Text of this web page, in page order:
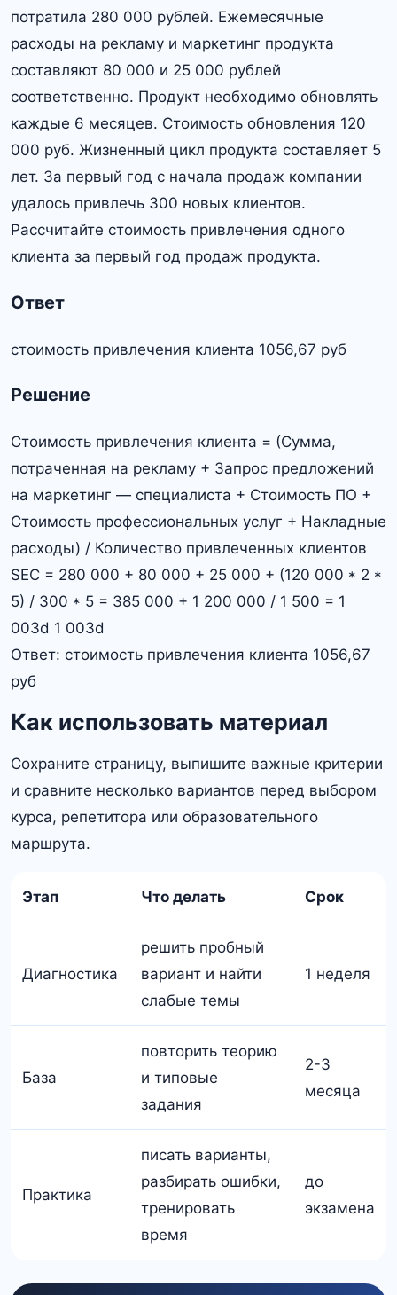
потратила 280 000 рублей. Ежемесячные
расходы на рекламу и маркетинг продукта
составляют 80 000 и 25 000 рублей
соответственно. Продукт необходимо обновлять
каждые 6 месяцев. Стоимость обновления 120
000 руб. Жизненный цикл продукта составляет 5
лет. За первый год с начала продаж компании
удалось привлечь 300 новых клиентов.
Рассчитайте стоимость привлечения одного
клиента за первый год продаж продукта.
Ответ
стоимость привлечения клиента 1056,67 руб
Решение
Стоимость привлечения клиента = (Сумма,
потраченная на рекламу + Запрос предложений
на маркетинг — специалиста + Стоимость ПО +
Стоимость профессиональных услуг + Накладные
расходы) / Количество привлеченных клиентов
SEC = 280 000 + 80 000 + 25 000 + (120 000 * 2 *
5) / 300 * 5 = 385 000 + 1 200 000 / 1 500 = 1
003d 1 003d
Ответ: стоимость привлечения клиента 1056,67
руб
Как использовать материал
Сохраните страницу, выпишите важные критерии
и сравните несколько вариантов перед выбором
курса, репетитора или образовательного
маршрута.
Этап Что делать Срок
Диагностика
решить пробный
вариант и найти
слабые темы
1 неделя
База
повторить теорию
и типовые
задания
2-3
месяца
Практика
писать варианты,
разбирать ошибки,
тренировать
время
до
экзамена